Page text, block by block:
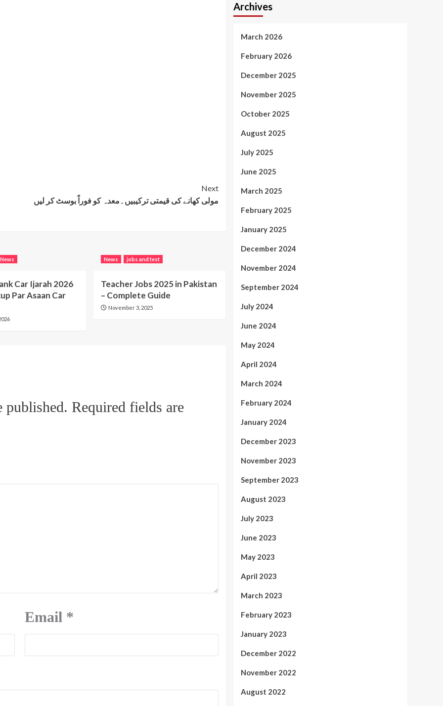
Next
مولی کھانے کی قیمتی ترکیبیں۔معدہ کو فوراً بوسٹ کر لیں
News
Car Ijarah 2026
Par Asaan Car
News jobs and test
Teacher Jobs 2025 in Pakistan
– Complete Guide
November 3, 2025
published. Required fields are
Email *
Archives
March 2026
February 2026
December 2025
November 2025
October 2025
August 2025
July 2025
June 2025
March 2025
February 2025
January 2025
December 2024
November 2024
September 2024
July 2024
June 2024
May 2024
April 2024
March 2024
February 2024
January 2024
December 2023
November 2023
September 2023
August 2023
July 2023
June 2023
May 2023
April 2023
March 2023
February 2023
January 2023
December 2022
November 2022
August 2022